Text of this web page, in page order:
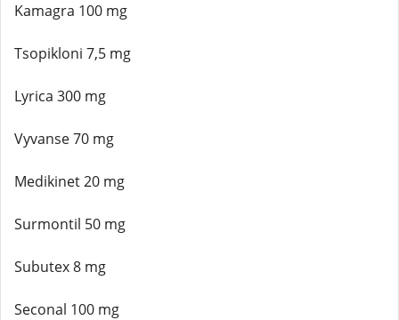
Kamagra 100 mg
Tsopikloni 7,5 mg
Lyrica 300 mg
Vyvanse 70 mg
Medikinet 20 mg
Surmontil 50 mg
Subutex 8 mg
Seconal 100 mg